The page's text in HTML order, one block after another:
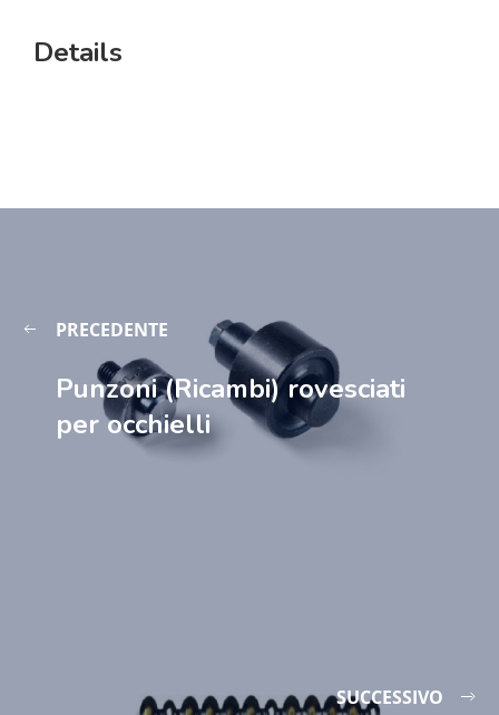
Details
PRECEDENTE
Punzoni (Ricambi) rovesciati
per occhielli
SUCCESSIVO